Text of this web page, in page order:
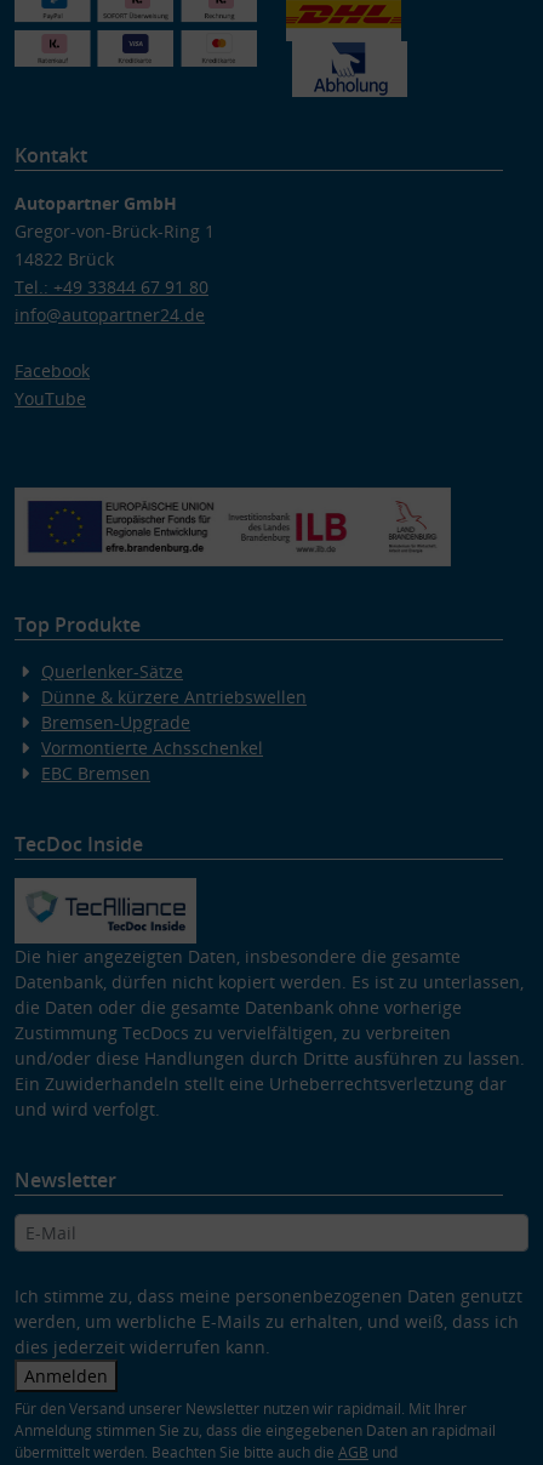
Kontakt
Autopartner GmbH
Gregor-von-Brück-Ring 1
14822 Brück
Tel.: +49 33844 67 91 80
info@autopartner24.de
Facebook
YouTube
Top Produkte
Querlenker-Sätze
Dünne & kürzere Antriebswellen
Bremsen-Upgrade
Vormontierte Achsschenkel
EBC Bremsen
TecDoc Inside
Die hier angezeigten Daten, insbesondere die gesamte
Datenbank, dürfen nicht kopiert werden. Es ist zu unterlassen,
die Daten oder die gesamte Datenbank ohne vorherige
Zustimmung TecDocs zu vervielfältigen, zu verbreiten
und/oder diese Handlungen durch Dritte ausführen zu lassen.
Ein Zuwiderhandeln stellt eine Urheberrechtsverletzung dar
und wird verfolgt.
Newsletter
Ich stimme zu, dass meine personenbezogenen Daten genutzt
werden, um werbliche E-Mails zu erhalten, und weiß, dass ich
dies jederzeit widerrufen kann.
Anmelden
Für den Versand unserer Newsletter nutzen wir rapidmail. Mit Ihrer
Anmeldung stimmen Sie zu, dass die eingegebenen Daten an rapidmail
übermittelt werden. Beachten Sie bitte auch die AGB und